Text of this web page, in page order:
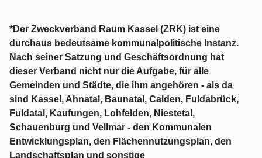
*Der Zweckverband Raum Kassel (ZRK) ist eine
durchaus bedeutsame kommunalpolitische Instanz.
Nach seiner Satzung und Geschäftsordnung hat
dieser Verband nicht nur die Aufgabe, für alle
Gemeinden und Städte, die ihm angehören - als da
sind Kassel, Ahnatal, Baunatal, Calden, Fuldabrück,
Fuldatal, Kaufungen, Lohfelden, Niestetal,
Schauenburg und Vellmar - den Kommunalen
Entwicklungsplan, den Flächennutzungsplan, den
Landschaftsplan und sonstige